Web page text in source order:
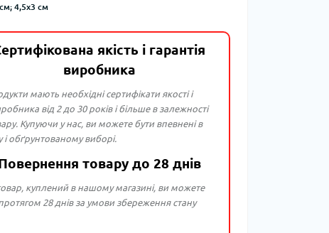
4,5x3 см
якість і гарантія
виробника
мають необхідні сертифікати якості і
від 2 до 30 років і більше в залежності
Купуючи у нас, ви можете бути впевнені в
обґрунтованому виборі.
товару до 28 днів
куплений в нашому магазині, ви можете
28 днів за умови збереження стану